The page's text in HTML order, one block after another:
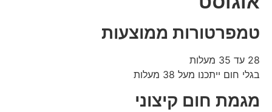
טמפרטורות ממוצעות
28 עד 35 מעלות
בגלי חום ייתכנו מעל 38 מעלות
מגמת חום קיצוני